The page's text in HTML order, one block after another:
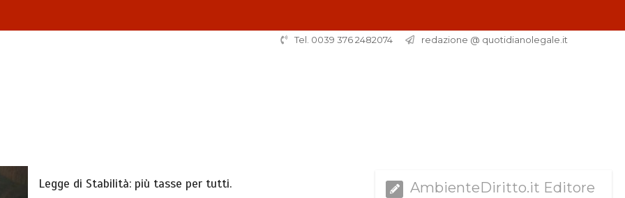
Tel. 0039 376 2482074 redazione @ quotidianolegale.it
Legge di Stabilità: più tasse per tutti. AmbienteDiritto.it Editore